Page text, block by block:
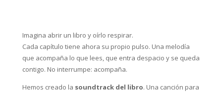
Imagina abrir un libro y oírlo respirar.
Cada capítulo tiene ahora su propio pulso. Una melodía
que acompaña lo que lees, que entra despacio y se queda
contigo. No interrumpe: acompaña.
Hemos creado la soundtrack del libro. Una canción para